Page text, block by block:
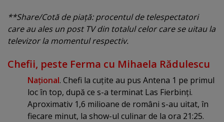
**Share/Cotă de piaţă: procentul de telespectatori
care au ales un post TV din totalul celor care se uitau la
televizor la momentul respectiv.
Chefii, peste Ferma cu Mihaela Rădulescu
Naţional. Chefi la cuţite au pus Antena 1 pe primul
loc în top, după ce s-a terminat Las Fierbinţi.
Aproximativ 1,6 milioane de români s-au uitat, în
fiecare minut, la show-ul culinar de la ora 21:25.